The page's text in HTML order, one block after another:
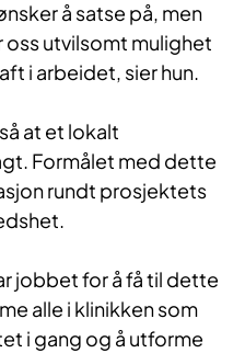
å satse på, men
utvilsomt mulighet
i arbeidet, sier hun.
at et lokalt
Formålet med dette
rundt prosjektets
jobbet for å få til dette
alle i klinikken som
i gang og å utforme